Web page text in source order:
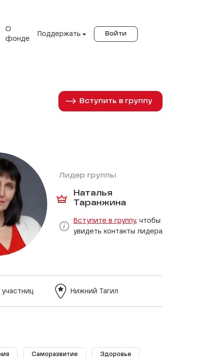
О
фонде
Поддержать Войти
Вступить в группу
Лидер группы
Наталья
Таранжина
Вступите в группу, чтобы
увидеть контакты лидера
Нижний Тагил
Саморазвитие Здоровье